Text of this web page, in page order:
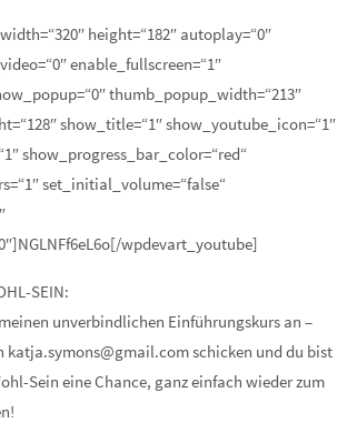
height=“182″ autoplay=“0″
enable_fullscreen=“1″
thumb_popup_width=“213″
show_title=“1″ show_youtube_icon=“1″
show_progress_bar_color=“red“
set_initial_volume=“false“
wpdevart_youtube]
SEIN:
unverbindlichen Einführungskurs an –
katja.symons@gmail.com schicken und du bist
Sein eine Chance, ganz einfach wieder zum